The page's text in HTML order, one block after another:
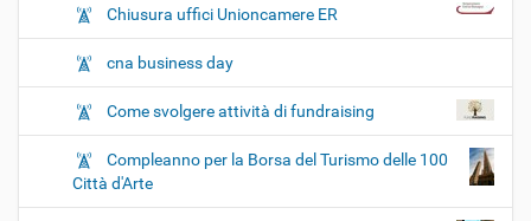
Chiusura uffici Unioncamere ER
cna business day
Come svolgere attività di fundraising
Compleanno per la Borsa del Turismo delle 100
Città d'Arte